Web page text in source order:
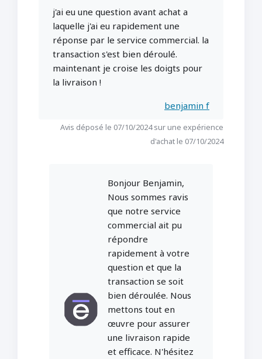
j'ai eu une question avant achat a
laquelle j'ai eu rapidement une
réponse par le service commercial. la
transaction s'est bien déroulé.
maintenant je croise les doigts pour
la livraison !
benjamin f
Avis déposé le 07/10/2024 sur une expérience
d'achat le 07/10/2024
Bonjour Benjamin,
Nous sommes ravis
que notre service
commercial ait pu
répondre
rapidement à votre
question et que la
transaction se soit
bien déroulée. Nous
mettons tout en
œuvre pour assurer
une livraison rapide
et efficace. N'hésitez